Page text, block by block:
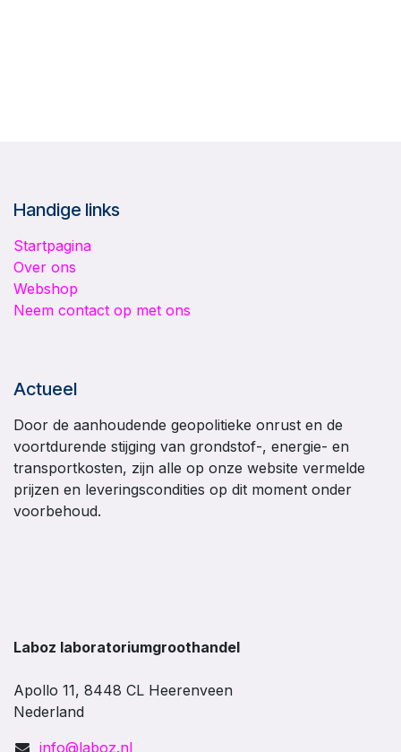
Handige links
Startpagina
Over ons
Webshop
Neem contact op met ons
Actueel
Door de aanhoudende geopolitieke onrust en de
voortdurende stijging van grondstof-, energie- en
transportkosten, zijn alle op onze website vermelde
prijzen en leveringscondities op dit moment onder
voorbehoud.
Laboz laboratoriumgroothandel
Apollo 11, 8448 CL Heerenveen
Nederland
info@laboz.nl